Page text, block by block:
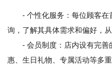
- 个性化服务：每位顾客
询，了解其具体需求和偏好，
- 会员制度：店内设有完善
惠、生日礼物、专属活动等多